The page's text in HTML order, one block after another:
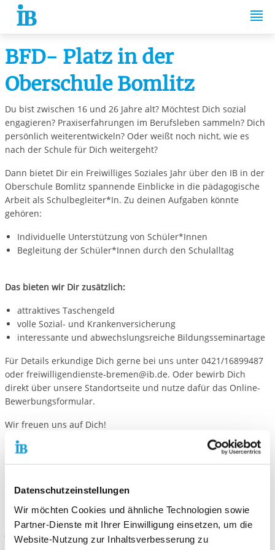
Datenschutzeinstellungen
Wir möchten Cookies und ähnliche Technologien sowie
Partner-Dienste mit Ihrer Einwilligung einsetzen, um die
Website-Nutzung zur Inhaltsverbesserung zu
Springe zum Inhalt
BFD- Platz in der
Oberschule Bomlitz
Du bist zwischen 16 und 26 Jahre alt? Möchtest Dich sozial
engagieren? Praxiserfahrungen im Berufsleben sammeln? Dich
persönlich weiterentwickeln? Oder weißt noch nicht, wie es
nach der Schule für Dich weitergeht?
Dann bietet Dir ein Freiwilliges Soziales Jahr über den IB in der
Oberschule Bomlitz spannende Einblicke in die pädagogische
Arbeit als Schulbegleiter*In. Zu deinen Aufgaben könnte
gehören:
Individuelle Unterstützung von Schüler*Innen
Begleitung der Schüler*Innen durch den Schulalltag
Das bieten wir Dir zusätzlich:
attraktives Taschengeld
volle Sozial- und Krankenversicherung
interessante und abwechslungsreiche Bildungsseminartage
Für Details erkundige Dich gerne bei uns unter 0421/16899487
oder freiwilligendienste-bremen@ib.de. Oder bewirb Dich
direkt über unsere Standortseite und nutze dafür das Online-
Bewerbungsformular.
Wir freuen uns auf Dich!
Dein Team Freiwilligendienste
Kontaktiere uns!
E-Mail schreiben